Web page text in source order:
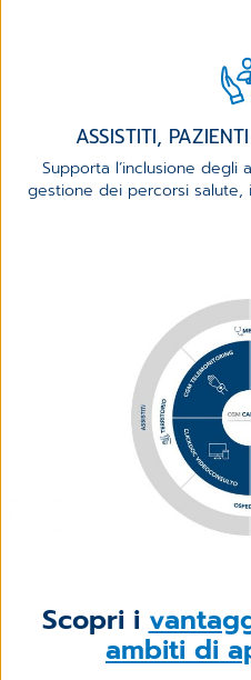
ASSISTITI,
Supporta l’inclusione degli
gestione dei percorsi salute,
Scopri i
ambiti di